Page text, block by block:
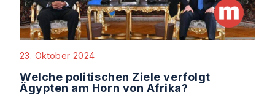
23. Oktober 2024
Welche politischen Ziele verfolgt
Ägypten am Horn von Afrika?